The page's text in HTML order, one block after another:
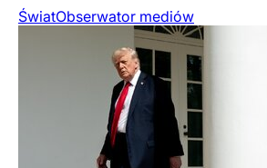
ŚwiatObserwator mediów